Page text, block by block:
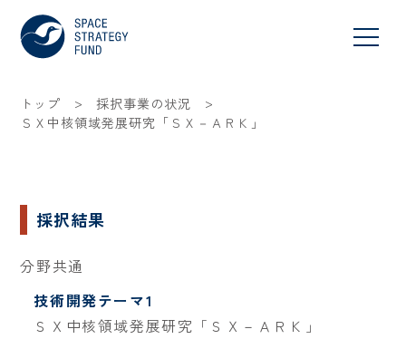
トップ > 採択事業の状況 >
ＳＸ中核領域発展研究「ＳＸ－ＡＲＫ」
採択結果
分野共通
技術開発テーマ1
ＳＸ中核領域発展研究「ＳＸ－ＡＲＫ」